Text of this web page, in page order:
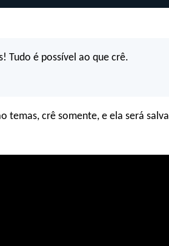
Tudo é possível ao que crê.
temas, crê somente, e ela será